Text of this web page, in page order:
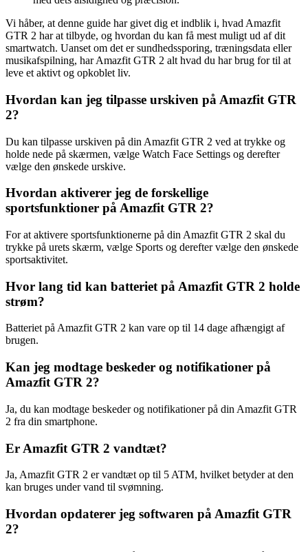
Vi håber, at denne guide har givet dig et indblik i, hvad Amazfit
GTR 2 har at tilbyde, og hvordan du kan få mest muligt ud af dit
smartwatch. Uanset om det er sundhedssporing, træningsdata eller
musikafspilning, har Amazfit GTR 2 alt hvad du har brug for til at
leve et aktivt og opkoblet liv.
Hvordan kan jeg tilpasse urskiven på Amazfit GTR
2?
Du kan tilpasse urskiven på din Amazfit GTR 2 ved at trykke og
holde nede på skærmen, vælge Watch Face Settings og derefter
vælge den ønskede urskive.
Hvordan aktiverer jeg de forskellige
sportsfunktioner på Amazfit GTR 2?
For at aktivere sportsfunktionerne på din Amazfit GTR 2 skal du
trykke på urets skærm, vælge Sports og derefter vælge den ønskede
sportsaktivitet.
Hvor lang tid kan batteriet på Amazfit GTR 2 holde
strøm?
Batteriet på Amazfit GTR 2 kan vare op til 14 dage afhængigt af
brugen.
Kan jeg modtage beskeder og notifikationer på
Amazfit GTR 2?
Ja, du kan modtage beskeder og notifikationer på din Amazfit GTR
2 fra din smartphone.
Er Amazfit GTR 2 vandtæt?
Ja, Amazfit GTR 2 er vandtæt op til 5 ATM, hvilket betyder at den
kan bruges under vand til svømning.
Hvordan opdaterer jeg softwaren på Amazfit GTR
2?